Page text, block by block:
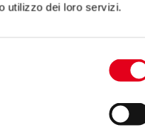
utilizzo dei loro servizi.